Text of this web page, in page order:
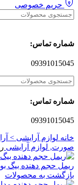
حریم خصوصی
شماره تماس:
09391015045
شماره تماس:
09391015045
خانه لوازم آرایشی >
صورت, لوازم آرایشی
ریمل حجم دهنده بیگ
بازگشت به محصولات